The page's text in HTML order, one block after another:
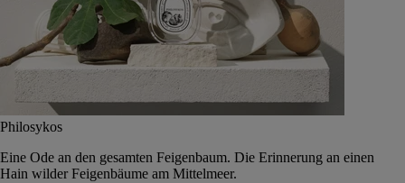
Philosykos
Eine Ode an den gesamten Feigenbaum. Die Erinnerung an einen
Hain wilder Feigenbäume am Mittelmeer.